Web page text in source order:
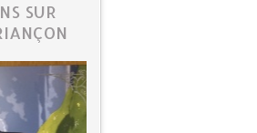
SUR